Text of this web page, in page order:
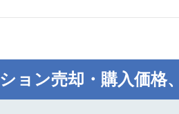
ョン売却・購入価格